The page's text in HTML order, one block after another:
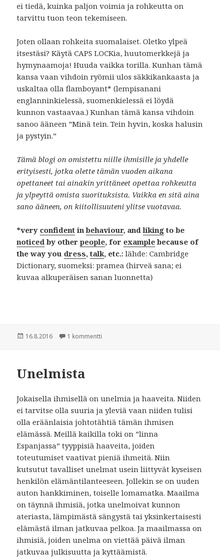
ei tiedä, kuinka paljon voimia ja rohkeutta on
tarvittu tuon teon tekemiseen.
Joten ollaan rohkeita suomalaiset. Oletko ylpeä
itsestäsi? Käytä CAPS LOCKia, huutomerkkejä ja
hymynaamoja! Huuda vaikka torilla. Kunhan tämä
kansa vaan vihdoin ryömii ulos säkkikankaasta ja
uskaltaa olla flamboyant* (lempisanani
englanninkielessä, suomenkielessä ei löydä
kunnon vastaavaa.) Kunhan tämä kansa vihdoin
sanoo ääneen ”Minä tein. Tein hyvin, koska halusin
ja pystyin.”
Tämä blogi on omistettu niille ihmisille ja yhdelle
erityisesti, jotka olette tämän vuoden aikana
opettaneet tai ainakin yrittäneet opettaa rohkeutta
ja ylpeyttä omista suorituksista. Vaikka en sitä aina
sano ääneen, on kiitollisuuteni ylitse vuotavaa.
*very confidentinbehaviour, andlikingto be
noticedby otherpeople, for examplebecause of
the way you dress,talk, etc.:lähde: Cambridge
Dictionary, suomeksi: pramea (hirveä sana; ei
kuvaa alkuperäisen sanan luonnetta)
Julkaistu
16.8.2016 1 kommentti
Unelmista
Jokaisella ihmisellä on unelmia ja haaveita. Niiden
ei tarvitse olla suuria ja yleviä vaan niiden tulisi
olla eräänlaisia johtotähtiä tämän ihmisen
elämässä. Meillä kaikilla toki on ”linna
Espanjassa” tyyppisiä haaveita, joiden
toteutumiset vaativat pieniä ihmeitä. Niin
kutsutut tavalliset unelmat usein liittyvät kyseisen
henkilön elämäntilanteeseen. Jollekin se on uuden
auton hankkiminen, toiselle lomamatka. Maailma
on täynnä ihmisiä, jotka unelmoivat kunnon
ateriasta, lämpimästä sängystä tai yksinkertaisesti
elämästä ilman jatkuvaa pelkoa. Ja maailmassa on
ihmisiä, joiden unelma on viettää päivä ilman
jatkuvaa julkisuutta ja kyttäämistä.